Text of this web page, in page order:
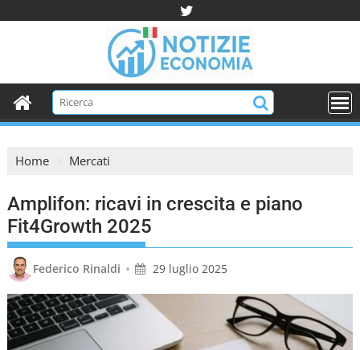
t
c
Home Mercati
Amplifon: ricavi in crescita e piano
Fit4Growth 2025
Federico Rinaldi • 29 luglio 2025